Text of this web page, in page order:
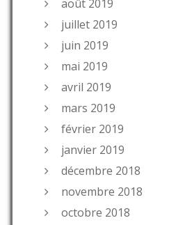
août 2019
juillet 2019
juin 2019
mai 2019
avril 2019
mars 2019
février 2019
janvier 2019
décembre 2018
novembre 2018
octobre 2018